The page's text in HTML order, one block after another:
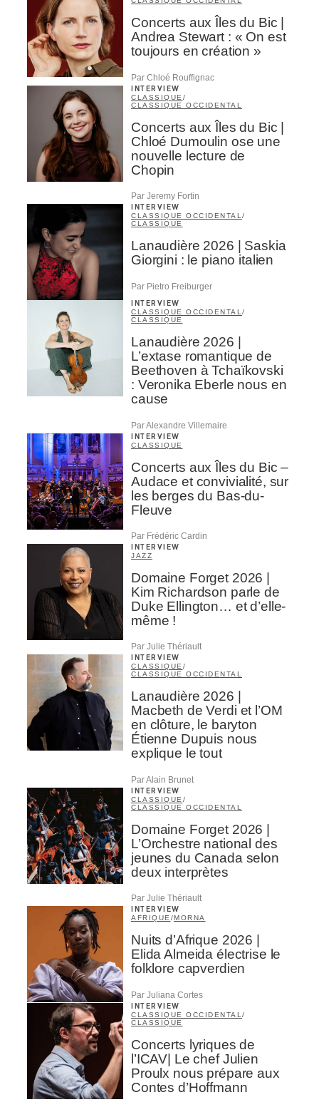
Concerts aux Îles du Bic |
Andrea Stewart : « On est
toujours en création »
Par Chloé Rouffignac
INTERVIEW
CLASSIQUE /
CLASSIQUE OCCIDENTAL
Concerts aux Îles du Bic |
Chloé Dumoulin ose une
nouvelle lecture de
Chopin
Par Jeremy Fortin
INTERVIEW
CLASSIQUE OCCIDENTAL /
CLASSIQUE
Lanaudière 2026 | Saskia
Giorgini : le piano italien
Par Pietro Freiburger
INTERVIEW
CLASSIQUE OCCIDENTAL /
CLASSIQUE
Lanaudière 2026 |
L’extase romantique de
Beethoven à Tchaïkovski
: Veronika Eberle nous en
cause
Par Alexandre Villemaire
INTERVIEW
CLASSIQUE
Concerts aux Îles du Bic –
Audace et convivialité, sur
les berges du Bas-du-
Fleuve
Par Frédéric Cardin
INTERVIEW
JAZZ
Domaine Forget 2026 |
Kim Richardson parle de
Duke Ellington… et d’elle-
même !
Par Julie Thériault
INTERVIEW
CLASSIQUE/
CLASSIQUE OCCIDENTAL
Lanaudière 2026 |
Macbeth de Verdi et l’OM
en clôture, le baryton
Étienne Dupuis nous
explique le tout
Par Alain Brunet
INTERVIEW
CLASSIQUE /
CLASSIQUE OCCIDENTAL
Domaine Forget 2026 |
L’Orchestre national des
jeunes du Canada selon
deux interprètes
Par Julie Thériault
INTERVIEW
AFRIQUE/MORNA
Nuits d’Afrique 2026 |
Elida Almeida électrise le
folklore capverdien
Par Juliana Cortes
INTERVIEW
CLASSIQUE OCCIDENTAL /
CLASSIQUE
Concerts lyriques de
l’ICAV| Le chef Julien
Proulx nous prépare aux
Contes d’Hoffmann